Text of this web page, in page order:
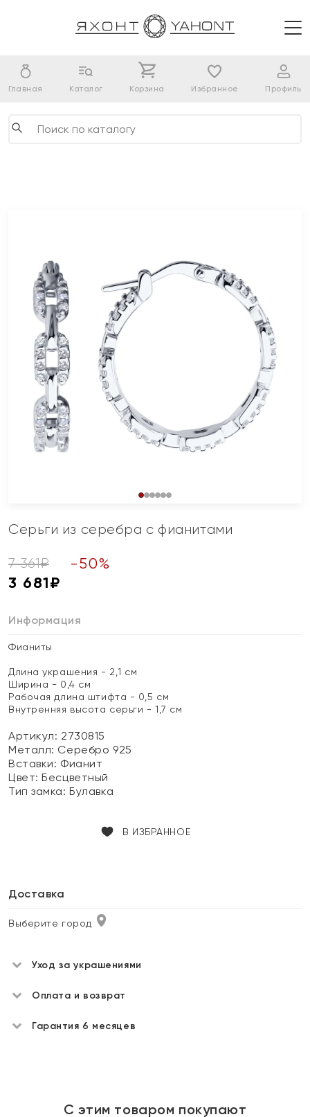
Главная Каталог Корзина Избранное Профиль
Серьги из серебра с фианитами
7 361₽ -50%
3 681₽
Информация
Фианиты
Длина украшения - 2,1 см
Ширина - 0,4 см
Рабочая длина штифта - 0,5 см
Внутренняя высота серьги - 1,7 см
Артикул: 2730815
Металл: Серебро 925
Вставки: Фианит
Цвет:Бесцветный
Тип замка:Булавка
В ИЗБРАННОЕ
Доставка
Выберите город
Уход за украшениями
Оплата и возврат
Гарантия 6 месяцев
С этим товаром покупают